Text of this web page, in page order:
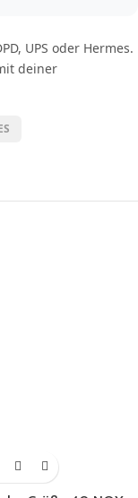
UPS oder Hermes.
deiner